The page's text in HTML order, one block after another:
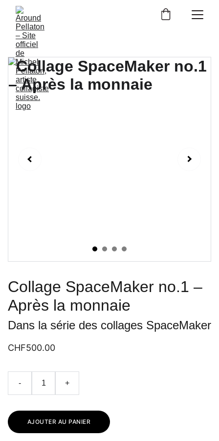
Collage SpaceMaker no.1 –
Après la monnaie
Dans la série des collages SpaceMaker
CHF500.00
- +
AJOUTER AU PANIER